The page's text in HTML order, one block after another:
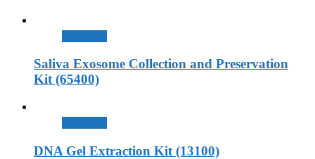
Saliva Exosome Collection and Preservation
Kit (65400)
DNA Gel Extraction Kit (13100)